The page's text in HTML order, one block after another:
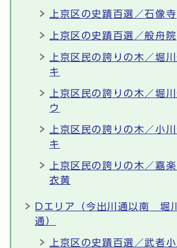
上京区の史蹟百選／石像寺
上京区の史蹟百選／般舟院
上京区民の誇りの木／堀
キ
上京区民の誇りの木／堀
ウ
上京区民の誇りの木／小
キ
上京区民の誇りの木／嘉
衣黄
Dエリア（今出川通以南 堀
通）
上京区の史蹟百選／武者